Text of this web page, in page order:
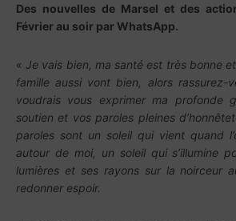
Des nouvelles de Marsel et des
Février au soir parWhatsApp.
«Je vais bien, ma santé est très bonne
famille aussi vont bien, alors rassurez-
voudrais vous exprimer ma profonde
soutien et vos paroles pleines
paroles sont un soleil qui vient quand
autour de moi, un soleil qui s’illumine
lumières et ses rayons sur la noirceur
redonner espoir.